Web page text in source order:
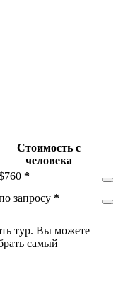
Стоимость с
человека
760 *
запросу *
тур. Вы можете
самый